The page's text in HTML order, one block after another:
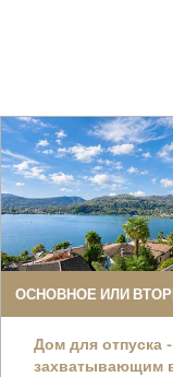
ОСНОВНОЕ ИЛИ
Дом для отпуска
захватывающим